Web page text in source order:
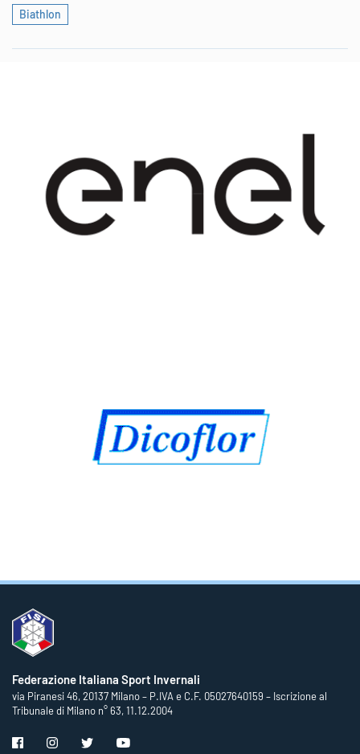
Biathlon
Federazione Italiana Sport Invernali
via Piranesi 46, 20137 Milano – P.IVA e C.F. 05027640159 – Iscrizione al
Tribunale di Milano n° 63, 11.12.2004